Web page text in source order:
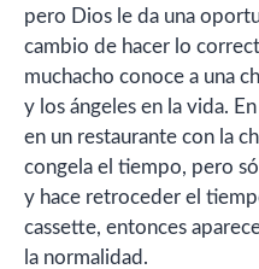
pero Dios le da una
cambio de hacer lo
muchacho conoce a una
y los ángeles en la vida.
en un restaurante con la
congela el tiempo, pero
y hace retroceder el
cassette, entonces
la normalidad.